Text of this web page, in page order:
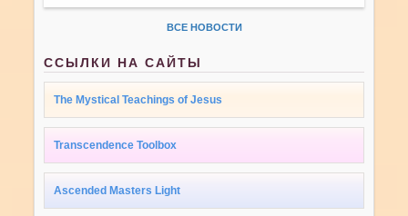
ВСЕ НОВОСТИ
ССЫЛКИ НА САЙТЫ
The Mystical Teachings of Jesus
Transcendence Toolbox
Ascended Masters Light